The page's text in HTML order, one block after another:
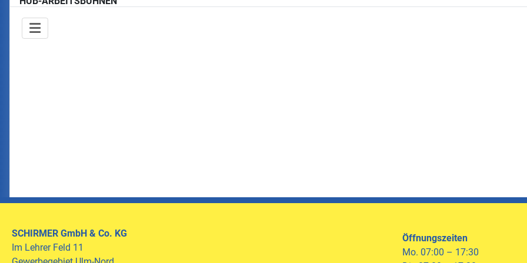
SCHIRMER GmbH & Co. KG
Im Lehrer Feld 11
Öffnungszeiten
Mo. 07:00 – 17:30